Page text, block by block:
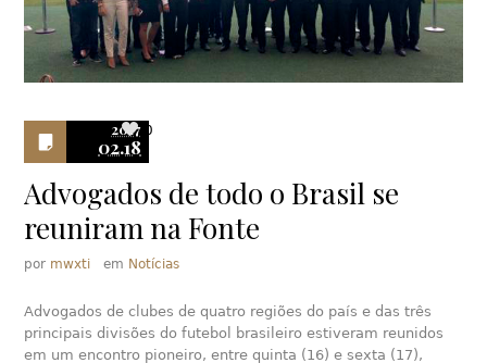
2017
02.18
0
Advogados de todo o Brasil se
reuniram na Fonte
por mwxti em Notícias
Advogados de clubes de quatro regiões do país e das três
principais divisões do futebol brasileiro estiveram reunidos
em um encontro pioneiro, entre quinta (16) e sexta (17),